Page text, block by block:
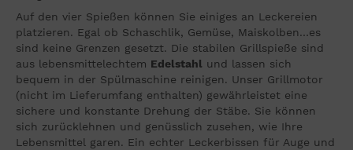
Auf den vier Spießen können Sie einiges an Leckereien
platzieren. Egal ob Schaschlik, Gemüse, Maiskolben…es
sind keine Grenzen gesetzt. Die stabilen Grillspieße sind
aus lebensmittelechtem Edelstahl und lassen sich
bequem in der Spülmaschine reinigen. Unser Grillmotor
(nicht im Lieferumfang enthalten) gewährleistet eine
sichere und konstante Drehung der Stäbe. Sie können
sich zurücklehnen und genüsslich zusehen, wie Ihre
Lebensmittel garen. Ein echter Leckerbissen für Auge und